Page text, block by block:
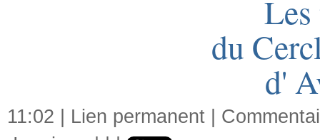
du
d'
11:02 | Lien permanent